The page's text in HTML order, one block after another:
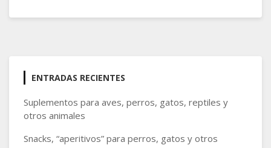
ENTRADAS RECIENTES
Suplementos para aves, perros, gatos, reptiles y
otros animales
Snacks, “aperitivos” para perros, gatos y otros